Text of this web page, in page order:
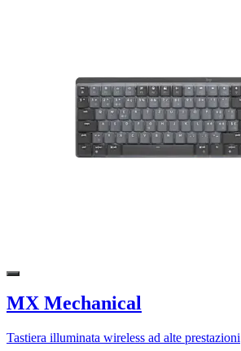
MX Mechanical
Tastiera illuminata wireless ad alte prestazioni